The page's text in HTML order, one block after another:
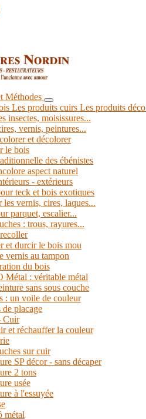
Méthodes
Les produits cuirs Les produits déco
insectes, moisissures...
vernis, peintures...
et décolorer
le bois
des ébénistes
aspect naturel
- extérieurs
teck et bois exotiques
les vernis, cires, laques...
parquet, escalier...
: trous, rayures...
et durcir le bois mou
vernis au tampon
du bois
Métal : véritable métal
sans sous couche
: un voile de couleur
de placage
Cuir
et réchauffer la couleur
sur cuir
SP décor - sans décaper
2 tons
usée
à l'essuyée
métal